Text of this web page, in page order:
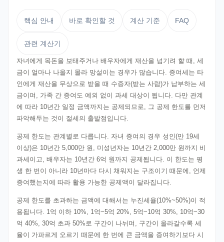
핵심 안내 바로 확인할 것 계산 기준 FAQ
관련 계산기
자녀에게 목돈을 보태주거나 배우자에게 재산을 넘기려 할 때, 세
금이 얼마나 나올지 몰라 망설이는 경우가 많습니다. 증여세는 타
인에게 재산을 무상으로 받을 때 수증자(받는 사람)가 납부하는 세
금이며, 가족 간 증여도 예외 없이 과세 대상이 됩니다. 다만 관계
에 따라 10년간 일정 금액까지는 공제되므로, 그 공제 한도를 먼저
파악해두는 것이 절세의 출발점입니다.
공제 한도는 관계별로 다릅니다. 자녀 증여의 경우 성인(만 19세
이상)은 10년간 5,000만 원, 미성년자는 10년간 2,000만 원까지 비
과세이고, 배우자는 10년간 6억 원까지 공제됩니다. 이 한도는 평
생 한 번이 아니라 10년마다 다시 채워지는 구조이기 때문에, 언제
증여했는지에 따라 활용 가능한 공제액이 달라집니다.
공제 한도를 초과하는 금액에 대해서는 누진세율(10%~50%)이 적
용됩니다. 1억 이하 10%, 1억~5억 20%, 5억~10억 30%, 10억~30
억 40%, 30억 초과 50%로 구간이 나뉘며, 구간이 올라갈수록 세
율이 가파르게 오르기 때문에 한 번에 큰 금액을 증여하기보다 시